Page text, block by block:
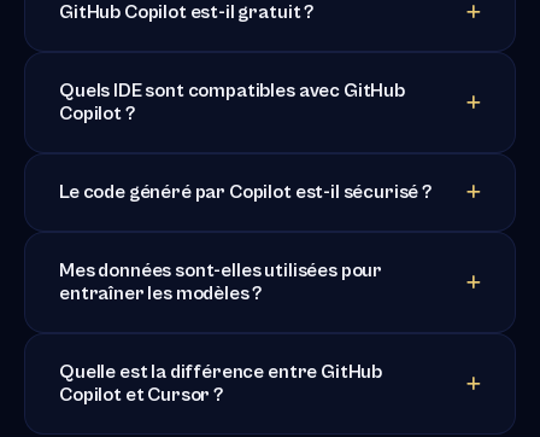
GitHub Copilot est-il gratuit ?
Quels IDE sont compatibles avec GitHub
Copilot ?
Le code généré par Copilot est-il sécurisé ?
Mes données sont-elles utilisées pour
entraîner les modèles ?
Quelle est la différence entre GitHub
Copilot et Cursor ?